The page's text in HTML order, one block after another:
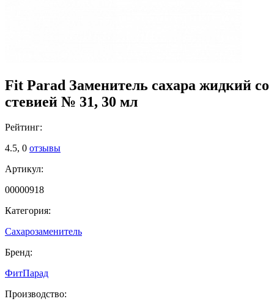
Fit Parad Заменитель сахара жидкий со
стевией № 31, 30 мл
Рейтинг:
4.5, 0 отзывы
Артикул:
00000918
Категория:
Сахарозаменитель
Бренд:
ФитПарад
Производство: